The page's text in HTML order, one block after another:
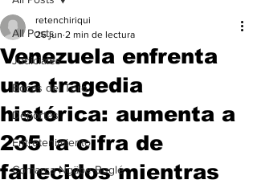
All Posts
Judiciales
Bocas del Toro
Deportes
Entretenimiento
Comarca Ngäbe-Buglé
Venezuela enfrenta
una tragedia
histórica: aumenta a
235 la cifra de
fallecidos mientras
retenchiriqui
26 jun 2 min de lectura